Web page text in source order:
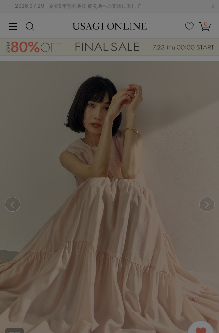
2026.07.29 令和8年熊本地震 被災地への支援に関して
に入
ト
0
(684)
リー (663)
E F G
N
S U
Z
その
他
ACYM
アシーム
adidas by Stella McCartney
アディダス バイ ステラマッカートニー
ALLISON BROWN
アリソンブラウン
amabro
アマブロ